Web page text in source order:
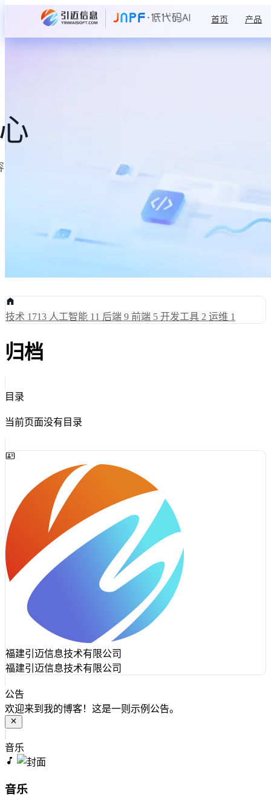
首页 产品
技术 1713 人工智能 11 后端 9 前端 5 开发工具 2 运维 1
归档
目录
当前页面没有目录
福建引迈信息技术有限公司
福建引迈信息技术有限公司
公告
欢迎来到我的博客！这是一则示例公告。
音乐
音乐